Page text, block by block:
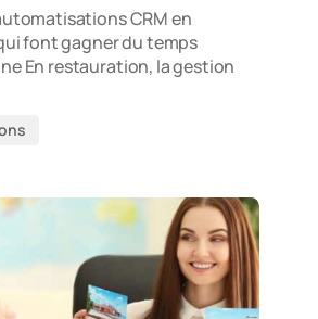
CRM en
font gagner du temps
En restauration, la gestion